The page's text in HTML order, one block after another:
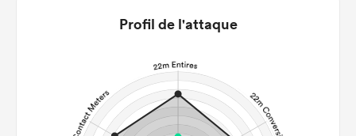
Profil de l'attaque